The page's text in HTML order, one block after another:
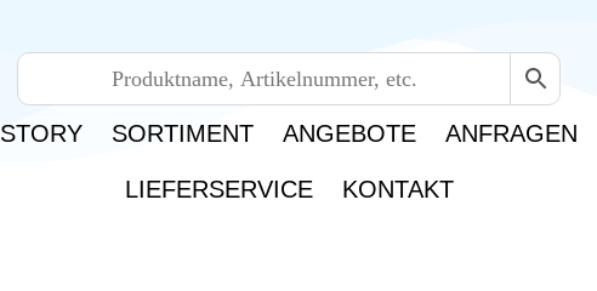
STORY SORTIMENT ANGEBOTE ANFRAGEN
LIEFERSERVICE KONTAKT